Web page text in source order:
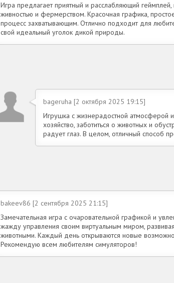
Игра предлагает приятный и расслабляющий геймплей,
живностью и фермерством. Красочная графика,
процесс захватывающим. Отлично подходит для
свой идеальный уголок дикой природы.
bageruha [2 октября 2025 19:15]
Игрушка с жизнерадостной атмосферой
хозяйство, заботиться о животных и
радует глаз. В целом, отличный способ
bakeev86 [2 сентября 2025 21:15]
Замечательная игра с очаровательной графикой и
жажду управления своим виртуальным миром,
животными. Каждый день открываются новые
Рекомендую всем любителям симуляторов!